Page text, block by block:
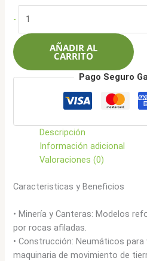
$2.638.900.
-
Caucho
14.00-
153/A8
16L
cantidad
AÑADIR AL
CARRITO
Pago Seguro
Descripción
Información adicional
Valoraciones (0)
Caracteristicas y Beneficios
• Minería y Canteras: Modelos
por rocas afiladas.
• Construcción: Neumáticos
maquinaria de movimiento de